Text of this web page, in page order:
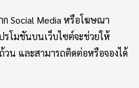
Social Media หรือโฆษณา
โมชันบนเว็บไซต์จะช่วยให้
วน และสามารถติดต่อหรือจองได้